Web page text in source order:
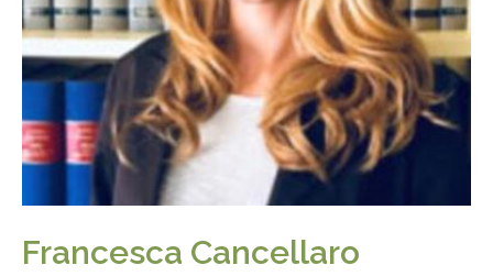
Francesca Cancellaro